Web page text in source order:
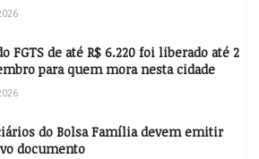
FGTS de até R$ 6.220 foi liberado até 2
para quem mora nesta cidade
do Bolsa Família devem emitir
documento